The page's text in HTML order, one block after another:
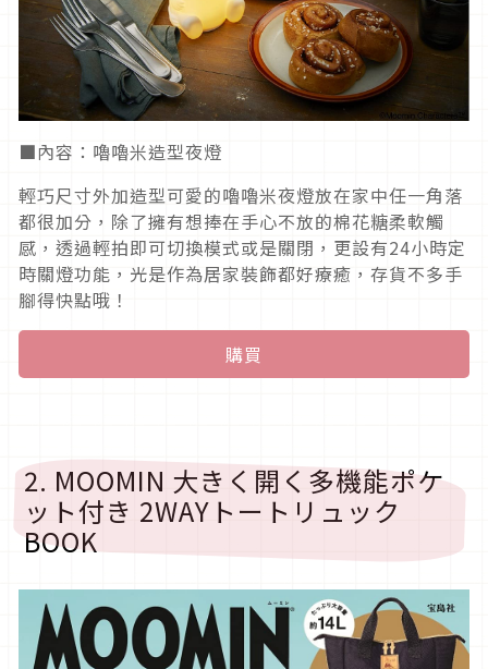
■內容：嚕嚕米造型夜燈
輕巧尺寸外加造型可愛的嚕嚕米夜燈放在家中任一角落
都很加分，除了擁有想捧在手心不放的棉花糖柔軟觸
感，透過輕拍即可切換模式或是關閉，更設有24小時定
時關燈功能，光是作為居家裝飾都好療癒，存貨不多手
腳得快點哦！
購買
2. MOOMIN 大きく開く多機能ポケ
ット付き 2WAYトートリュック
BOOK